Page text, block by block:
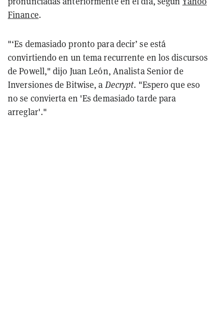
Finance.
"‘Es demasiado pronto para decir’ se está
convirtiendo en un tema recurrente en los discursos
de Powell," dijo Juan León, Analista Senior de
Inversiones de Bitwise, a Decrypt. "Espero que eso
no se convierta en 'Es demasiado tarde para
arreglar'."